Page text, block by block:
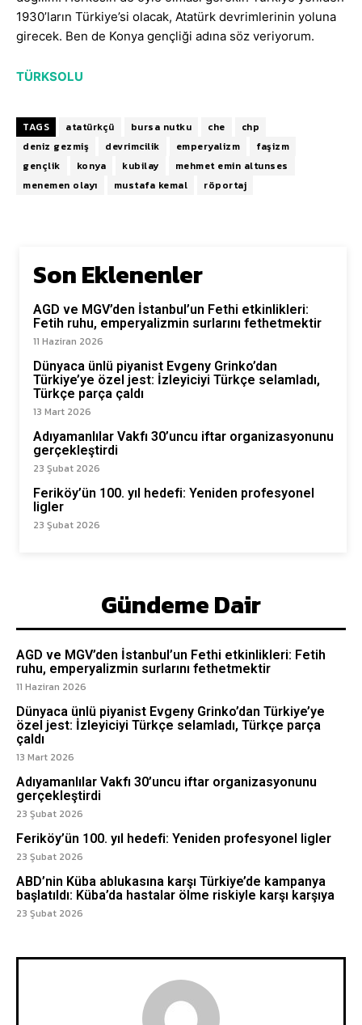
1930’ların Türkiye’si olacak, Atatürk devrimlerinin yoluna
girecek. Ben de Konya gençliği adına söz veriyorum.
TÜRKSOLU
TAGS atatürkçü bursa nutku che
chp
deniz gezmiş
devrimcilik emperyalizm
faşizm
gençlik
konya kubilay
mehmet emin altunses
menemen olayı
mustafa kemal röportaj
Son Eklenenler
AGD ve MGV’den İstanbul’un Fethi etkinlikleri:
Fetih ruhu, emperyalizmin surlarını fethetmektir
11 Haziran 2026
Dünyaca ünlü piyanist Evgeny Grinko’dan
Türkiye’ye özel jest: İzleyiciyi Türkçe selamladı,
Türkçe parça çaldı
13 Mart 2026
Adıyamanlılar Vakfı 30’uncu iftar organizasyonunu
gerçekleştirdi
23 Şubat 2026
Feriköy’ün 100. yıl hedefi: Yeniden profesyonel
ligler
23 Şubat 2026
Gündeme Dair
AGD ve MGV’den İstanbul’un Fethi etkinlikleri: Fetih
ruhu, emperyalizmin surlarını fethetmektir
11 Haziran 2026
Dünyaca ünlü piyanist Evgeny Grinko’dan Türkiye’ye
özel jest: İzleyiciyi Türkçe selamladı, Türkçe parça
çaldı
13 Mart 2026
Adıyamanlılar Vakfı 30’uncu iftar organizasyonunu
gerçekleştirdi
23 Şubat 2026
Feriköy’ün 100. yıl hedefi: Yeniden profesyonel ligler
23 Şubat 2026
ABD’nin Küba ablukasına karşı Türkiye’de kampanya
başlatıldı: Küba’da hastalar ölme riskiyle karşı karşıya
23 Şubat 2026